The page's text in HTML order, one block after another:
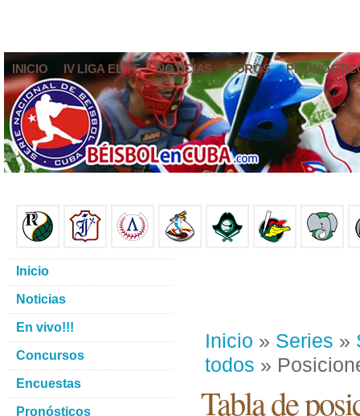
INICIO IV LIGA ELITE NOTICIAS FOROS
Inicio » Series »
todos »
Tabla de
Inicio
Noticias
En vivo!!!
Concursos
Encuestas
Pronósticos